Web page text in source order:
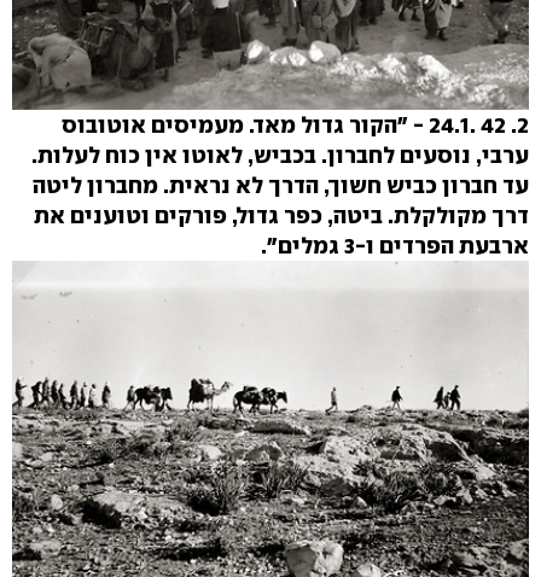
2. 42 .24.1 - "הקור גדול מאד. מעמיסים אוטובוס
ערבי, נוסעים לחברון. בכביש, לאוטו אין כוח לעלות.
עד חברון כביש חשוך, הדרך לא נראית. מחברון ליטה
דרך מקולקלת. ביטה, כפר גדול, פורקים וטוענים את
ארבעת הפרדים ו-3 גמלים".